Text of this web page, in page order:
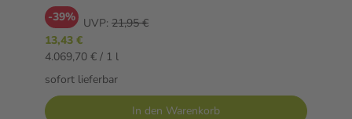
-39% UVP: 21,95 €
13,43 €
4.069,70 € / 1 l
sofort lieferbar
In den Warenkorb